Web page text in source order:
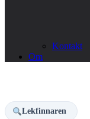
Kontakt
Om
Lekfinnaren